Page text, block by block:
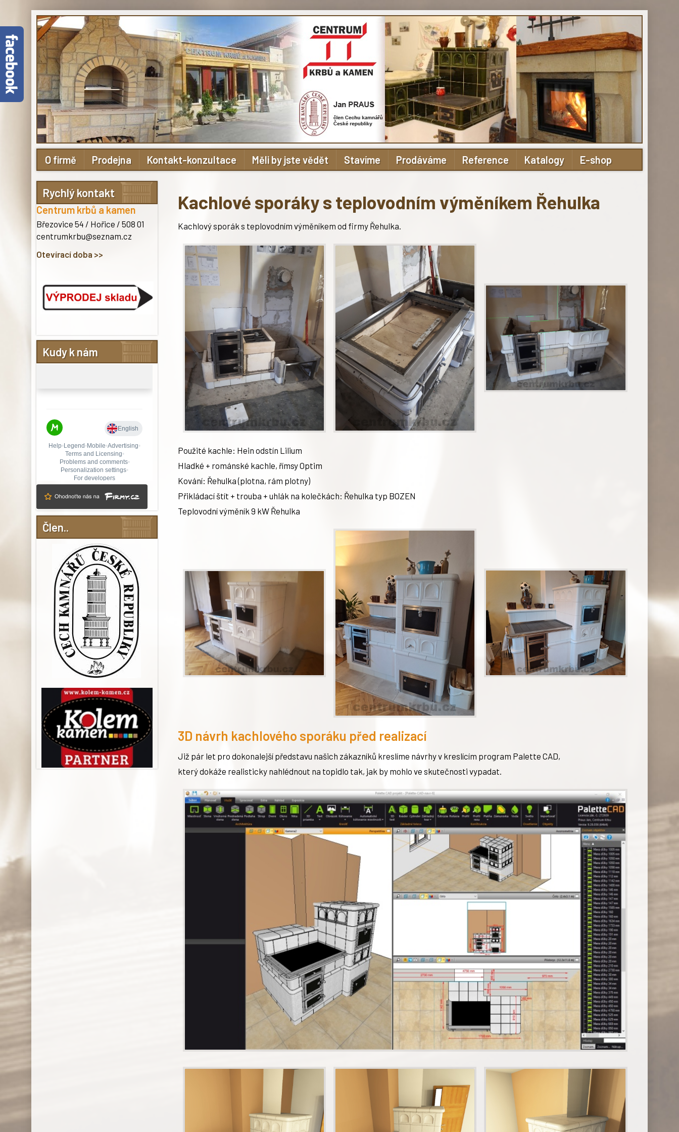
O firmě Prodejna Kontakt-konzultace Měli by jste vědět Stavíme Prodáváme Reference Katalogy E-shop
Rychlý kontakt
Centrum krbů a kamen
Březovice 54 / Hořice / 508 01
centrumkrbu@seznam.cz
Otevírací doba >>
Kudy k nám
Člen..
Kachlové sporáky s teplovodním výměníkem Řehulka
Kachlový sporák s teplovodním výměníkem od firmy Řehulka.
Použité kachle: Hein odstín Lilium
Hladké + románské kachle, římsy Optim
Kování: Řehulka (plotna, rám plotny)
Přikládací štít + trouba + uhlák na kolečkách: Řehulka typ BOZEN
Teplovodní výměník 9 kW Řehulka
3D návrh kachlového sporáku před realizací
Již pár let pro dokonalejší představu našich zákazníků kreslíme návrhy v kreslícím program Palette CAD,
který dokáže realisticky nahlédnout na topidlo tak, jak by mohlo ve skutečnosti vypadat.